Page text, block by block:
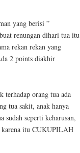
yang berisi ”
renungan dihari tua itu
rekan rekan yang
2 points diakhir
terhadap orang tua ada
tua sakit, anak hanya
sudah seperti keharusan,
karena itu CUKUPILAH